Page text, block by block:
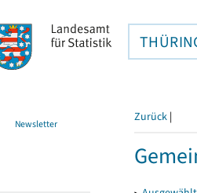
Newsletter Zurück |